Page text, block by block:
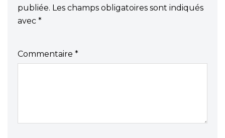
publiée. Les champs obligatoires sont indiqués
avec *
Commentaire *